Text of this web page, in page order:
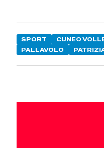
SPORT CUNEO
PALLAVOLO